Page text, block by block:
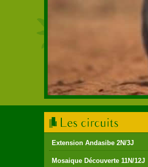
Extension Andasibe 2N/3J
Mosaique Découverte 11N/12J